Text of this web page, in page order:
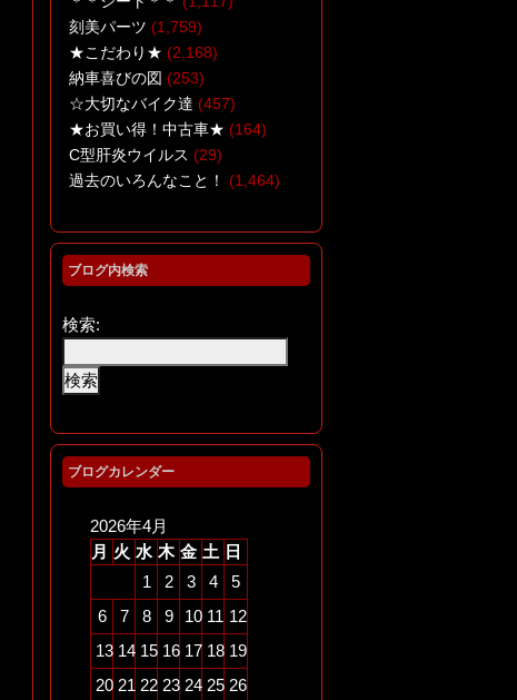
刻美パーツ (1,759)
★こだわり★ (2,168)
納車喜びの図 (253)
☆大切なバイク達 (457)
★お買い得！中古車★ (164)
C型肝炎ウイルス (29)
過去のいろんなこと！
(1,464)
ブログ内検索
検索:
ブログカレンダー
2026年4月
月 火 水 木 金 土 日
1 2 3 4
5
6
7 8 9 10 11 12
13 14 15 16 17 18 19
20 21 22 23 24 25 26